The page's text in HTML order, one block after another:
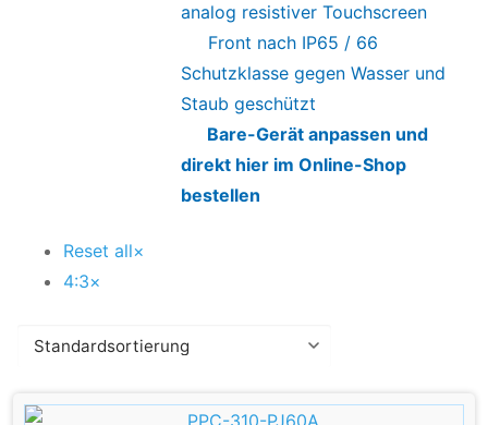
analog resistiver Touchscreen
Front nach IP65 / 66
Schutzklasse gegen Wasser und
Staub geschützt
Bare-Gerät anpassen und
direkt hier im Online-Shop
bestellen
Reset all×
4:3×